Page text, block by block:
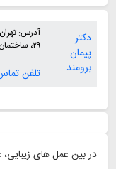
دکتر
پیمان
برومند
آدرس:
۲۹، ساختمان نگین، طبقه سوم، واحد ۸
تلفن
در بین عمل های